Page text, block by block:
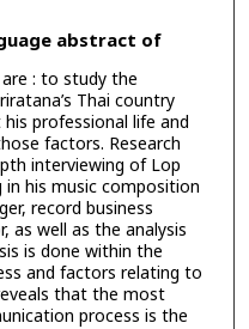
abstract of
: to study the
Thai country
professional life and
factors. Research
interviewing of Lop
his music composition
record business
as well as the analysis
is done within the
and factors relating to
that the most
process is the